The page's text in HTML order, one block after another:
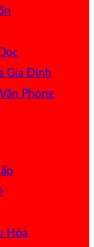
Gia Đình
Phòng
Hòa